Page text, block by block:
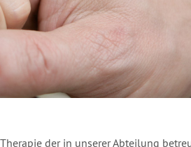
der in unserer Abteilung